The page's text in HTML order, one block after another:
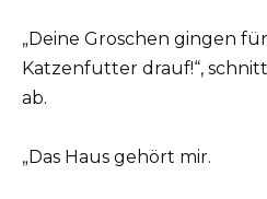
„Deine Groschen gingen
Katzenfutter drauf!“,
ab.
„Das Haus gehört mir.